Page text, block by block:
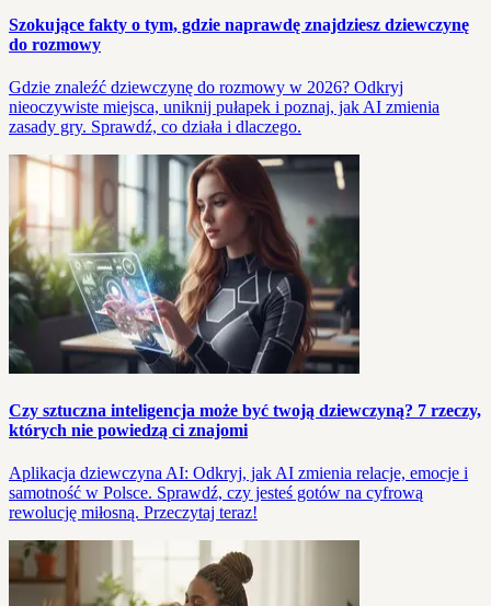
Szokujące fakty o tym, gdzie naprawdę znajdziesz dziewczynę
do rozmowy
Gdzie znaleźć dziewczynę do rozmowy w 2026? Odkryj
nieoczywiste miejsca, uniknij pułapek i poznaj, jak AI zmienia
zasady gry. Sprawdź, co działa i dlaczego.
Czy sztuczna inteligencja może być twoją dziewczyną? 7 rzeczy,
których nie powiedzą ci znajomi
Aplikacja dziewczyna AI: Odkryj, jak AI zmienia relacje, emocje i
samotność w Polsce. Sprawdź, czy jesteś gotów na cyfrową
rewolucję miłosną. Przeczytaj teraz!